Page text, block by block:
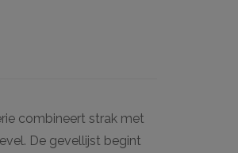
combineert strak met
De gevellijst begint